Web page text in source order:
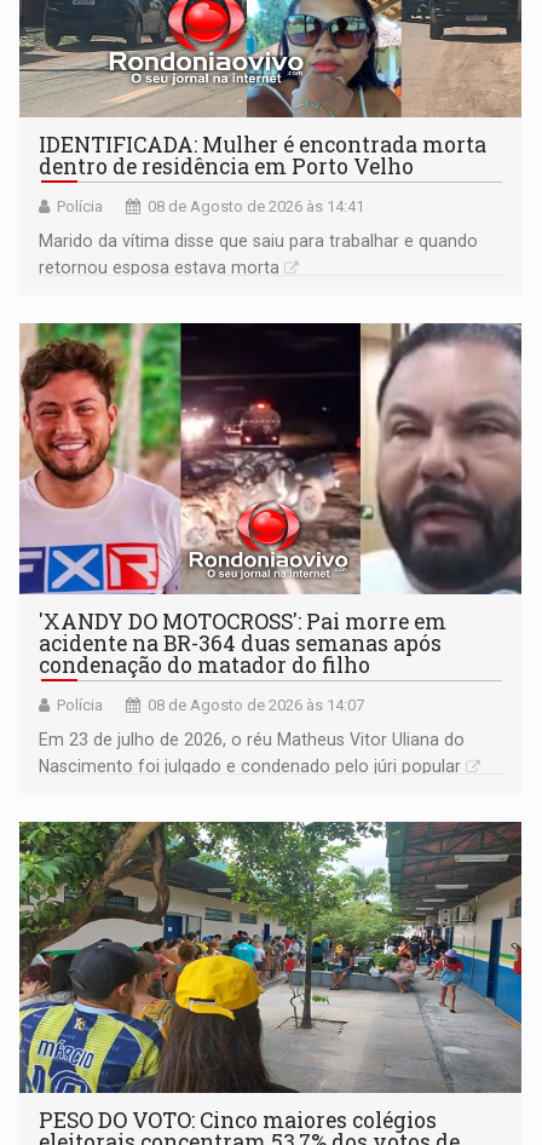
IDENTIFICADA: Mulher é encontrada morta
dentro de residência em Porto Velho
Polícia 08 de Agosto de 2026 às 14:41
Marido da vítima disse que saiu para trabalhar e quando
retornou esposa estava morta
'XANDY DO MOTOCROSS': Pai morre em
acidente na BR-364 duas semanas após
condenação do matador do filho
Polícia 08 de Agosto de 2026 às 14:07
Em 23 de julho de 2026, o réu Matheus Vitor Uliana do
Nascimento foi julgado e condenado pelo júri popular
PESO DO VOTO: Cinco maiores colégios